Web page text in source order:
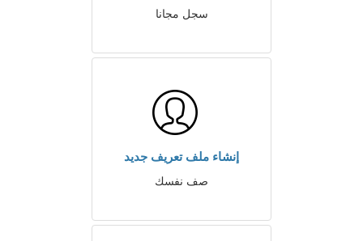
سجل مجانا
إنشاء ملف تعريف جديد
صف نفسك